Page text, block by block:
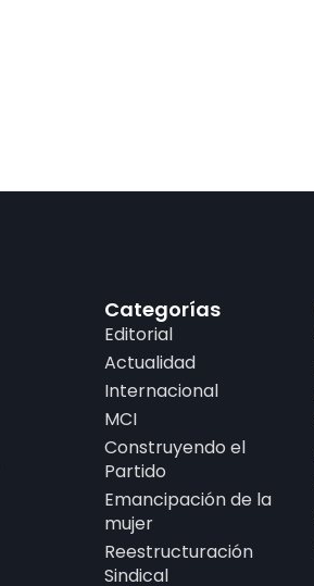
Categorías
Editorial
Actualidad
Internacional
MCI
Construyendo el
Partido
Emancipación de la
mujer
Reestructuración
Sindical